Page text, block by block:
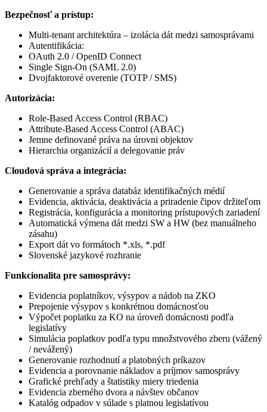
Bezpečnosť a prístup:
Multi-tenant architektúra – izolácia dát medzi samosprávami
Autentifikácia:
OAuth 2.0 / OpenID Connect
Single Sign-On (SAML 2.0)
Dvojfaktorové overenie (TOTP / SMS)
Autorizácia:
Role-Based Access Control (RBAC)
Attribute-Based Access Control (ABAC)
Jemne definované práva na úrovni objektov
Hierarchia organizácií a delegovanie práv
Cloudová správa a integrácia:
Generovanie a správa databáz identifikačných médií
Evidencia, aktivácia, deaktivácia a priradenie čipov držiteľom
Registrácia, konfigurácia a monitoring prístupových zariadení
Automatická výmena dát medzi SW a HW (bez manuálneho
zásahu)
Export dát vo formátoch *.xls, *.pdf
Slovenské jazykové rozhranie
Funkcionalita pre samosprávy:
Evidencia poplatníkov, výsypov a nádob na ZKO
Prepojenie výsypov s konkrétnou domácnosťou
Výpočet poplatku za KO na úroveň domácnosti podľa
legislatívy
Simulácia poplatkov podľa typu množstvového zberu (vážený
/ nevážený)
Generovanie rozhodnutí a platobných príkazov
Evidencia a porovnanie nákladov a príjmov samosprávy
Grafické prehľady a štatistiky miery triedenia
Evidencia zberného dvora a návštev občanov
Katalóg odpadov v súlade s platnou legislatívou